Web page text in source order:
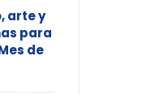
arte y
para
de